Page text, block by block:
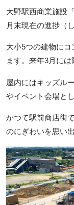
大野駅西商業施設
月末現在の進捗（
大小5つの建物に
ます。来年3月に
屋内にはキッズル
やイベント会場と
かつて駅前商店街
のにぎわいを思い